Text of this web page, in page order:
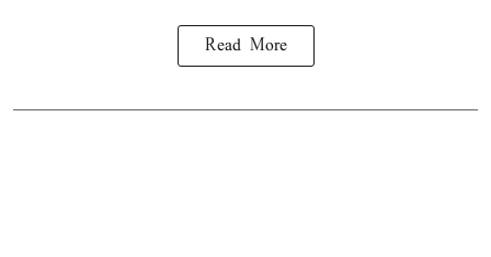
Read More